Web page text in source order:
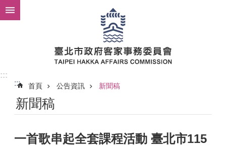
跳到主要內容區塊
:::
:::
首頁 公告資訊 新聞稿
新聞稿
一首歌串起全套課程活動 臺北市115